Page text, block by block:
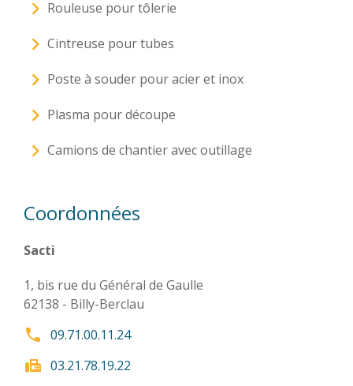
Rouleuse pour tôlerie
Cintreuse pour tubes
Poste à souder pour acier et inox
Plasma pour découpe
Camions de chantier avec outillage
Coordonnées
Sacti
1, bis rue du Général de Gaulle
62138 - Billy-Berclau
phone 09.71.00.11.24
fax 03.21.78.19.22